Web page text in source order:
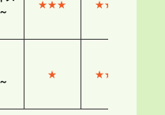
★★★ ★★★
★ ★★★